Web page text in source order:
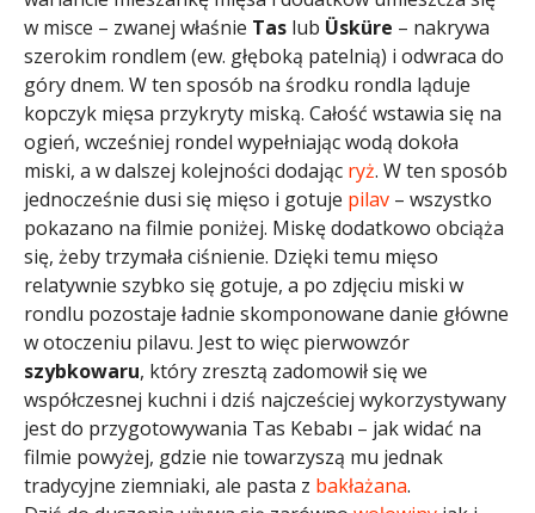
w misce – zwanej właśnie Tas lub Üsküre – nakrywa
szerokim rondlem (ew. głęboką patelnią) i odwraca do
góry dnem. W ten sposób na środku rondla ląduje
kopczyk mięsa przykryty miską. Całość wstawia się na
ogień, wcześniej rondel wypełniając wodą dokoła
miski, a w dalszej kolejności dodając ryż. W ten sposób
jednocześnie dusi się mięso i gotuje pilav – wszystko
pokazano na filmie poniżej. Miskę dodatkowo obciąża
się, żeby trzymała ciśnienie. Dzięki temu mięso
relatywnie szybko się gotuje, a po zdjęciu miski w
rondlu pozostaje ładnie skomponowane danie główne
w otoczeniu pilavu. Jest to więc pierwowzór
szybkowaru, który zresztą zadomowił się we
współczesnej kuchni i dziś najcześciej wykorzystywany
jest do przygotowywania Tas Kebabı – jak widać na
filmie powyżej, gdzie nie towarzyszą mu jednak
tradycyjne ziemniaki, ale pasta z bakłażana.